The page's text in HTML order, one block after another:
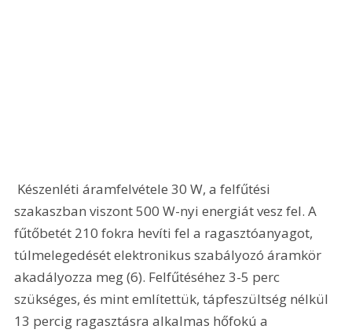
szakaszban viszont 500 W-nyi energiát vesz fel. A
fűtőbetét 210 fokra hevíti fel a ragasztóanyagot,
túlmelegedését elektronikus szabályozó áramkör
akadályozza meg (6). Felfűtéséhez 3-5 perc
szükséges, és mint említettük, tápfeszültség nélkül
13 percig ragasztásra alkalmas hőfokú a